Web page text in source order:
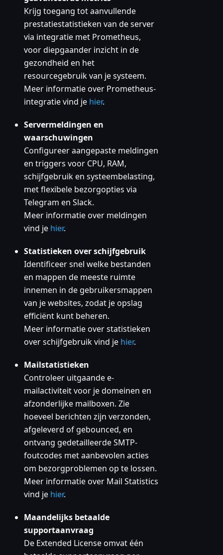
Krijg toegang tot aanvullende
prestatiestatistieken van de server
via integratie met Prometheus,
voor diepgaander inzicht in de
gezondheid en het
resourcegebruik van je systeem.
Meer informatie over Prometheus-
integratie vind je hier.
Servermeldingen en
waarschuwingen
Configureer aangepaste meldingen
en triggers voor CPU, RAM,
schijfgebruik en systeembelasting,
met flexibele bezorgopties via
Telegram en Slack.
Meer informatie over meldingen
vind je hier.
Statistieken over schijfgebruik
Identificeer snel welke bestanden
en mappen de meeste ruimte
innemen in de gebruikersmappen
van je websites, zodat je opslag
efficiënt kunt beheren.
Meer informatie over statistieken
over schijfgebruik vind je hier.
Mailstatistieken
Controleer uitgaande e-
mailactiviteit voor je domeinen en
afzonderlijke mailboxen. Zie
hoeveel berichten zijn verzonden,
afgeleverd of gebounced, en
ontvang gedetailleerde SMTP-
foutcodes met aanbevolen acties
om bezorgproblemen op te lossen.
Meer informatie over Mail Statistics
vind je hier.
Maandelijks betaalde
supportaanvraag
De Extended License omvat één